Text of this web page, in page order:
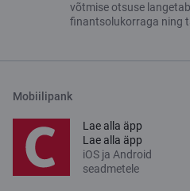
võtmise otsuse
finantsolukorraga ning
Mobiilipank
Lae alla äpp
Lae alla äpp
iOS ja Android
seadmetele